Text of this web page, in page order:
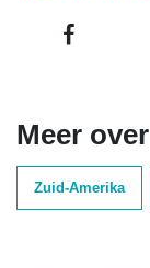
Meer over
Zuid-Amerika